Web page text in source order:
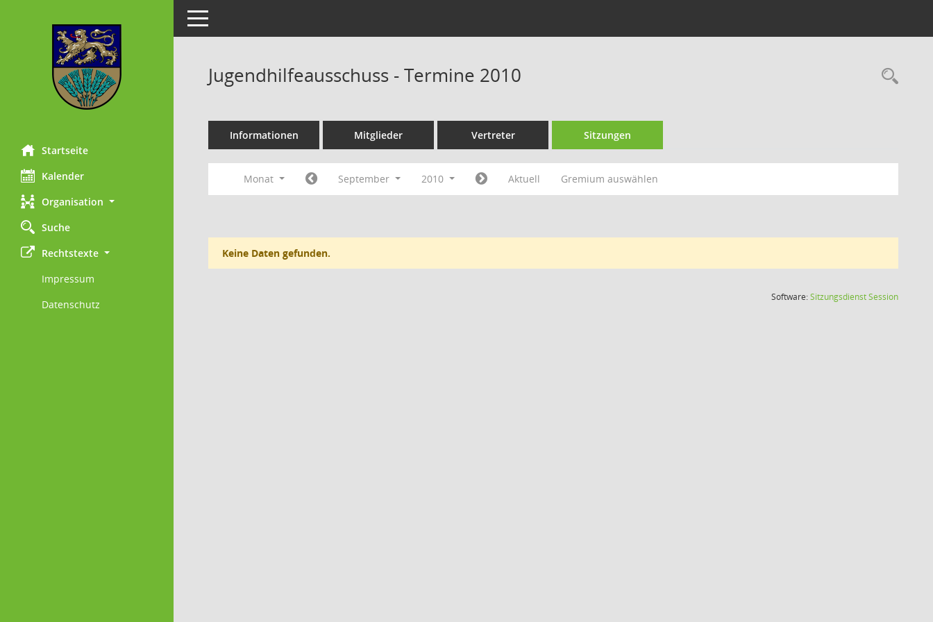
Startseite
Kalender
Organisation
Suche
Rechtstexte
Impressum
Datenschutz
Toggle navigation
Jugendhilfeausschuss - Termine 2010
Informationen Mitglieder Vertreter Sitzungen
Monat September 2010 Aktuell Gremium auswählen
Keine Daten gefunden.
Software:SitzungsdienstSession(Wird in